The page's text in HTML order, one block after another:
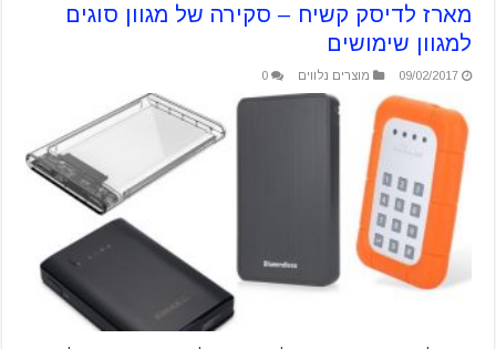
מארז לדיסק קשיח – סקירה של מגוון סוגים
למגוון שימושים
09/02/2017 מוצרים נלווים 0